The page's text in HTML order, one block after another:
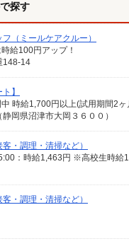
探す
（ミールケアクルー）
給100円アップ！
148-14
】
時給1,700円以上(試用期間2
岡県沼津市大岡３６００）
・調理・清掃など）
：時給1,463円 ※高校生時
・調理・清掃など）